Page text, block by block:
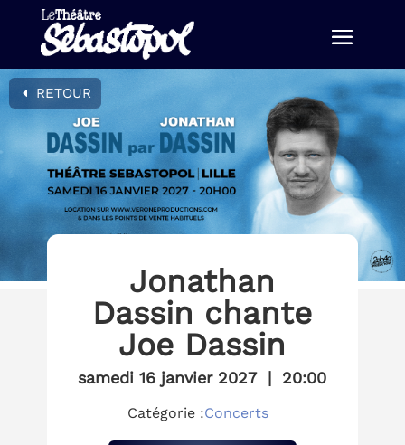
RETOUR
Jonathan
Dassin chante
Joe Dassin
samedi 16 janvier 2027| 20:00
Catégorie :Concerts